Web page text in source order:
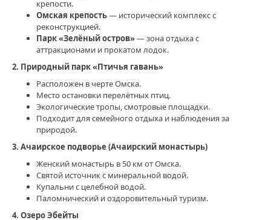
крепости.
Омская крепость— исторический комплекс с
реконструкцией.
Парк «Зелёный остров»— зона отдыха с
аттракционами и прокатом лодок.
2. Природный парк «Птичья гавань»
Расположен в черте Омска.
Место остановки перелётных птиц.
Экологические тропы, смотровые площадки.
Подходит для семейного отдыха и наблюдения за
природой.
3. Ачаирское подворье (Ачаирский монастырь)
Женский монастырь в 50 км от Омска.
Святой источник с минеральной водой.
Купальни с целебной водой.
Паломнический и оздоровительный туризм.
4. Озеро Эбейты